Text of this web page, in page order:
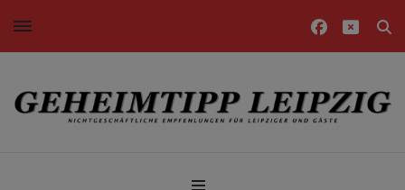
Nichtgeschäftliche Empfehlungen für Leipziger und Gäste